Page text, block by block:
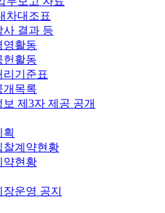
차대조표
사 결과 등
영활동
헌활동
리기준표
개목록
보 제3자 제공 공개
획
찰계약현황
약현황
운영 공지